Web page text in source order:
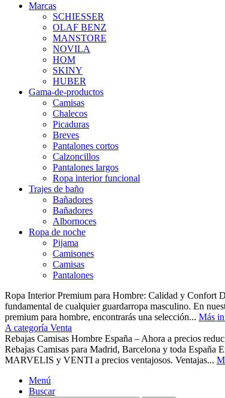
Marcas
SCHIESSER
OLAF BENZ
MANSTORE
NOVILA
HOM
SKINY
HUBER
Gama-de-productos
Camisas
Chalecos
Picaduras
Breves
Pantalones cortos
Calzoncillos
Pantalones largos
Ropa interior funcional
Trajes de baño
Bañadores
Bañadores
Albornoces
Ropa de noche
Pijama
Camisones
Camisas
Pantalones
Ropa Interior Premium para Hombre: Calidad y Confort
fundamental de cualquier guardarropa masculino. En
premium para hombre, encontrarás una selección... Más
A categoría Venta
Rebajas Camisas Hombre España – Ahora a precios
Rebajas Camisas para Madrid, Barcelona y toda
MARVELIS y VENTI a precios ventajosos. Ventajas...
Menú
Buscar